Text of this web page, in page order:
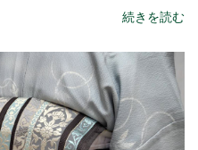
続きを読む